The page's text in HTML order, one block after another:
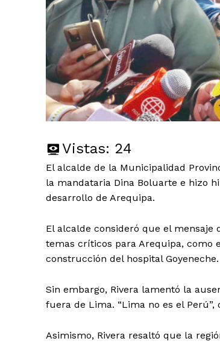
Vistas: 24
El alcalde de la Municipalidad
la mandataria Dina Boluarte e hizo
desarrollo de Arequipa.
El alcalde consideró que el
temas críticos para Arequipa, como
construcción del hospital Goyeneche.
Sin embargo, Rivera lamentó la
fuera de Lima. “Lima no es el Perú”,
Asimismo, Rivera resaltó que la